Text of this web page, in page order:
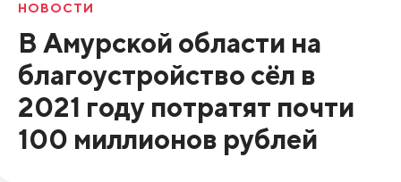
НОВОСТИ
В Амурской области на
благоустройство сёл в
2021 году потратят почти
100 миллионов рублей